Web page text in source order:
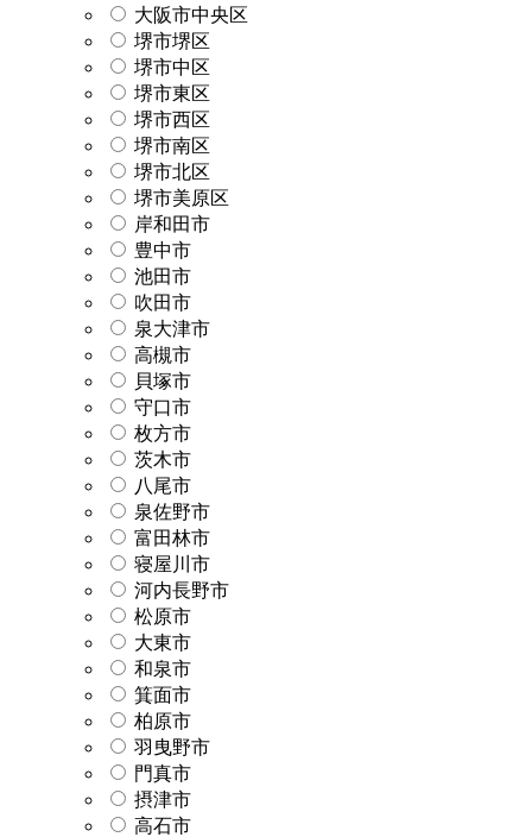
大阪市中央区
堺市堺区
堺市中区
堺市東区
堺市西区
堺市南区
堺市北区
堺市美原区
岸和田市
豊中市
池田市
吹田市
泉大津市
高槻市
貝塚市
守口市
枚方市
茨木市
八尾市
泉佐野市
富田林市
寝屋川市
河内長野市
松原市
大東市
和泉市
箕面市
柏原市
羽曳野市
門真市
摂津市
高石市